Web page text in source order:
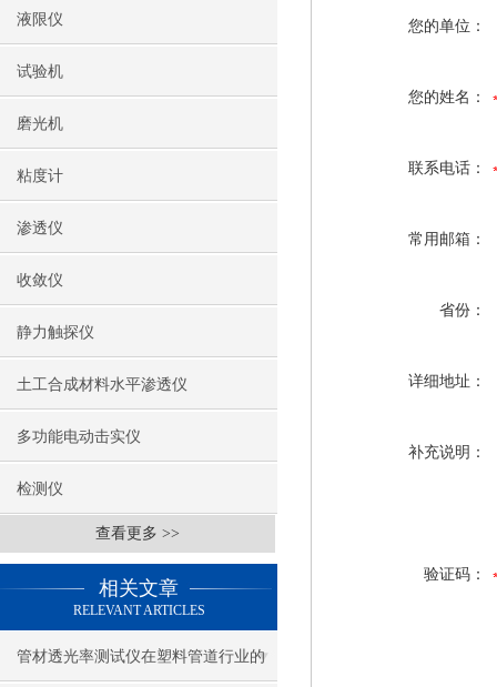
液限仪
试验机
磨光机
粘度计
渗透仪
收敛仪
静力触探仪
土工合成材料水平渗透仪
多功能电动击实仪
检测仪
查看更多 >>
相关文章
RELEVANT ARTICLES
管材透光率测试仪在塑料管道行业的
您的单位：
您的姓名：
联系电话：
常用邮箱：
省份：
详细地址：
补充说明：
验证码：